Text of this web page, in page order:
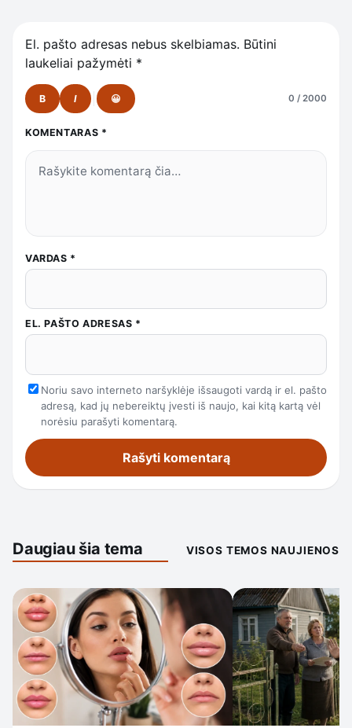
El. pašto adresas nebus skelbiamas. Būtini
laukeliai pažymėti *
B I 😀 0 / 2000
KOMENTARAS *
VARDAS *
EL. PAŠTO ADRESAS *
Noriu savo interneto naršyklėje išsaugoti vardą ir el. pašto
adresą, kad jų nebereiktų įvesti iš naujo, kai kitą kartą vėl
norėsiu parašyti komentarą.
Daugiau šia tema VISOS TEMOS NAUJIENOS